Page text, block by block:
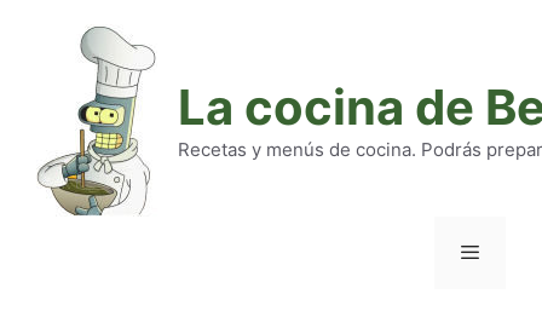
La cocina de
Recetas y menús de cocina. Podrás